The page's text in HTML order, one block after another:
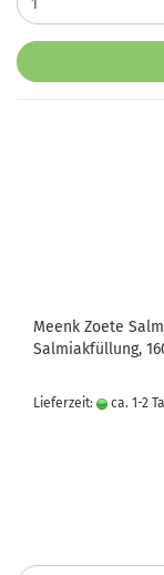
Meenk Zoete
Salmiakfüllung,
Lieferzeit: ca. 1-2